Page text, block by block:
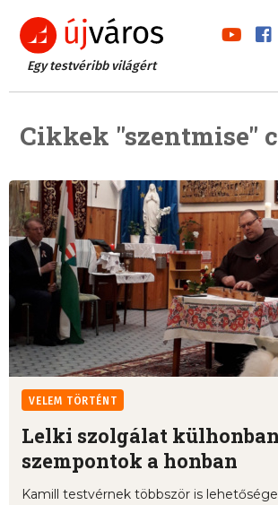
Egy testvéribb világért
Cikkek "szentmise"
VELEM TÖRTÉNT
Lelki szolgálat
szempontok a honban
Kamill testvérnek többször is